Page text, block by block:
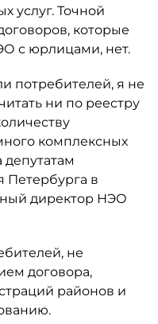
услуг. Точной
которые
с юрлицами, нет.
потребителей, я не
ни по реестру
комплексных
Петербурга в
директор НЭО
не
договора,
районов и